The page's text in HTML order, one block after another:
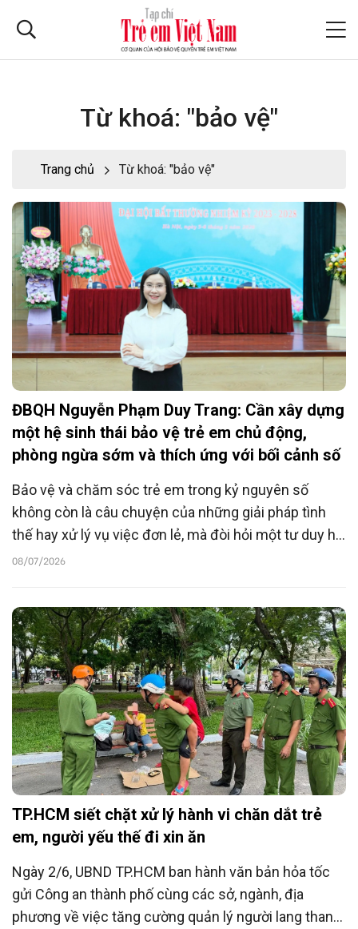
Từ khoá: "bảo vệ"
Trang chủ Từ khoá: "bảo vệ"
ĐBQH Nguyễn Phạm Duy Trang: Cần xây dựng
một hệ sinh thái bảo vệ trẻ em chủ động,
phòng ngừa sớm và thích ứng với bối cảnh số
Bảo vệ và chăm sóc trẻ em trong kỷ nguyên số
không còn là câu chuyện của những giải pháp tình
thế hay xử lý vụ việc đơn lẻ, mà đòi hỏi một tư duy hệ
thống và những quyết sách mang tính phòng ngừa
08/07/2026
TP.HCM siết chặt xử lý hành vi chăn dắt trẻ
em, người yếu thế đi xin ăn
Ngày 2/6, UBND TP.HCM ban hành văn bản hỏa tốc
gửi Công an thành phố cùng các sở, ngành, địa
phương về việc tăng cường quản lý người lang thang